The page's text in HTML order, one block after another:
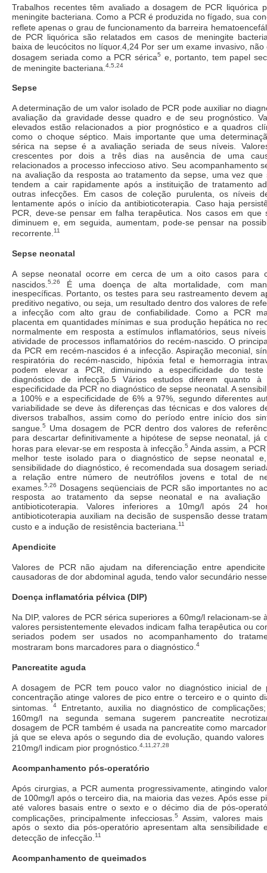
Trabalhos recentes têm avaliado a dosagem de PCR liquórica
meningite bacteriana. Como a PCR é produzida no fígado, sua
reflete apenas o grau de funcionamento da barreira
de PCR liquórica são relatados em casos de meningite
baixa de leucócitos no líquor.4,24 Por ser um exame invasivo,
dosagem seriada como a PCR sérica5
e, portanto, tem papel
de meningite bacteriana. 4,5,24
Sepse
A determinação de um valor isolado de PCR pode auxiliar no
avaliação da gravidade desse quadro e de seu prognóstico.
elevados estão relacionados a pior prognóstico e a quadros
como o choque séptico. Mais importante que uma
sérica na sepse é a avaliação seriada de seus níveis.
crescentes por dois a três dias na ausência de uma
relacionados a processo infeccioso ativo. Seu acompanhamento
na avaliação da resposta ao tratamento da sepse, uma vez que
tendem a cair rapidamente após a instituição de tratamento
outras infecções. Em casos de coleção purulenta, os níveis
lentamente após o início da antibioticoterapia. Caso haja
PCR, deve-se pensar em falha terapêutica. Nos casos em que
diminuem e, em seguida, aumentam, pode-se pensar na
recorrente. 11
Sepse neonatal
A sepse neonatal ocorre em cerca de um a oito casos para
nascidos. 5,26
É uma doença de alta mortalidade, com
inespecíficas. Portanto, os testes para seu rastreamento devem
preditivo negativo, ou seja, um resultado dentro dos valores de
a infecção com alto grau de confiabilidade. Como a PCR
placenta em quantidades mínimas e sua produção hepática no
normalmente em resposta a estímulos inflamatórios, seus
atividade de processos inflamatórios do recém-nascido. O
da PCR em recém-nascidos é a infecção. Aspiração meconial,
respiratória do recém-nascido, hipóxia fetal e hemorragia
podem elevar a PCR, diminuindo a especificidade do
diagnóstico de infecção.5 Vários estudos diferem quanto
especificidade da PCR no diagnóstico de sepse neonatal. A
a 100% e a especificidade de 6% a 97%, segundo diferentes
variabilidade se deve às diferenças das técnicas e dos valores
diversos trabalhos, assim como do período entre início dos
sangue. 5
Uma dosagem de PCR dentro dos valores de
para descartar definitivamente a hipótese de sepse neonatal, já
horas para elevar-se em resposta à infecção. 5 Ainda assim, a
melhor teste isolado para o diagnóstico de sepse neonatal
sensibilidade do diagnóstico, é recomendada sua dosagem
a relação entre número de neutrófilos jovens e total de
exames. 5,26
Dosagens seqüenciais de PCR são importantes no
resposta ao tratamento da sepse neonatal e na avaliação
antibioticoterapia. Valores inferiores a 10mg/l após 24
antibioticoterapia auxiliam na decisão de suspensão desse
custo e a indução de resistência bacteriana. 11
Apendicite
Valores de PCR não ajudam na diferenciação entre
causadoras de dor abdominal aguda, tendo valor secundário
Doença inflamatória pélvica (DIP)
Na DIP, valores de PCR sérica superiores a 60mg/l relacionam-se
valores persistentemente elevados indicam falha terapêutica ou
seriados podem ser usados no acompanhamento do
mostraram bons marcadores para o diagnóstico. 4
Pancreatite aguda
A dosagem de PCR tem pouco valor no diagnóstico inicial de
concentração atinge valores de pico entre o terceiro e o quinto
sintomas.
4Entretanto, auxilia no diagnóstico de
160mg/l na segunda semana sugerem pancreatite
dosagem de PCR também é usada na pancreatite como
já que se eleva após o segundo dia de evolução, quando
210mg/l indicam pior prognóstico. 4,11,27,28
Acompanhamento pós-operatório
Após cirurgias, a PCR aumenta progressivamente, atingindo
de 100mg/l após o terceiro dia, na maioria das vezes. Após esse
até valores basais entre o sexto e o décimo dia de pós-
complicações, principalmente infecciosas.5
Assim, valores
após o sexto dia pós-operatório apresentam alta sensibilidade
detecção de infecção. 11
Acompanhamento de queimados